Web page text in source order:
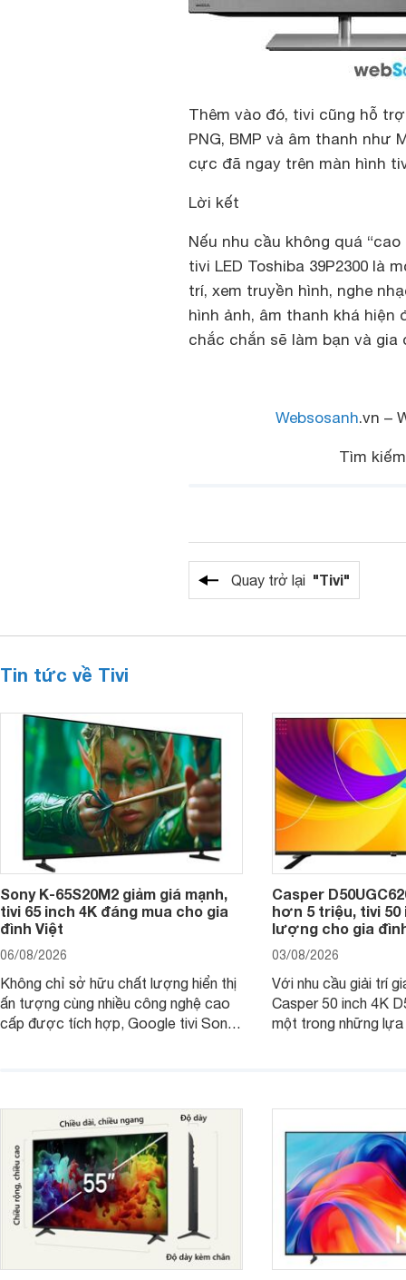
Thêm vào đó, tivi cũng hỗ
PNG, BMP và âm thanh như
cực đã ngay trên màn hình
Lời kết
Nếu nhu cầu không quá
tivi LED Toshiba 39P2300 là
trí, xem truyền hình, nghe
hình ảnh, âm thanh khá
chắc chắn sẽ làm bạn và gia
Websosanh.vn –
Tìm
Quay trở lại "Tivi"
Tin tức về Tivi
Sony K-65S20M2 giảm giá mạnh,
tivi 65 inch 4K đáng mua cho gia
đình Việt
06/08/2026
Không chỉ sở hữu chất lượng hiển thị
ấn tượng cùng nhiều công nghệ cao
cấp được tích hợp, Google tivi Sony
Casper
hơn 5 triệu, tivi 50
lượng cho gia
03/08/2026
Với nhu cầu giải trí
Casper 50 inch 4K
một trong những lựa